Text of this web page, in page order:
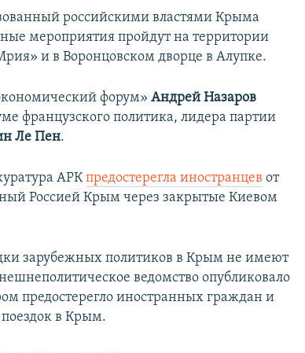
российскими властями Крыма
мероприятия пройдут на территории
и в Воронцовском дворце в Алупке.
форум»Андрей Назаров
французского политика, лидера партии
Ле Пен.
АРКпредостерегла иностранцев от
Россией Крым через закрытые Киевом
зарубежных политиков в Крым не имеют
ведомство опубликовало
предостерегло иностранных граждан и
в Крым.